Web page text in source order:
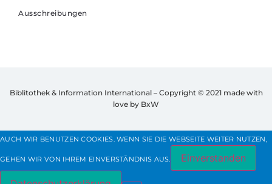
Ausschreibungen
Biblitothek & Information International – Copyright © 2021 made with
love by BxW
AUCH WIR BENUTZEN COOKIES. WENN SIE DIE WEBSEITE WEITER NUTZEN,
GEHEN WIR VON IHREM EINVERSTÄNDNIS AUS. Einverstanden